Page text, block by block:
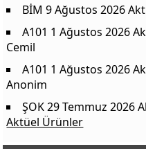
BİM 9 Ağustos 2026
A101 1 Ağustos 2026
Cemil
A101 1 Ağustos 2026
Anonim
ŞOK 29 Temmuz 2026
Aktüel Ürünler